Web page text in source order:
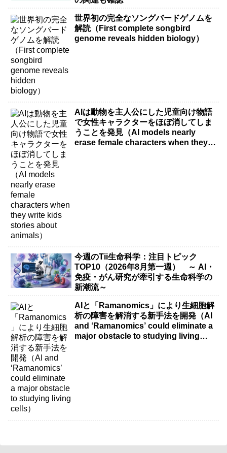
世界初の完全なソングバードゲノムを
解読（First complete songbird
genome reveals hidden biology）
AIは動物を主人公にした児童向け物語
で女性キャラクターをほぼ消してしま
うことを発見（AI models nearly
erase female characters when they
今週のTii生命科学：注目トピック
TOP10（2026年8月第一週） ～ AI・
免疫・がん研究が牽引する生命科学の
新潮流～
AIと「Ramanomics」により生細胞解
析の障害を解消する新手法を開発（AI
and ‘Ramanomics’ could eliminate a
major obstacle to studying living